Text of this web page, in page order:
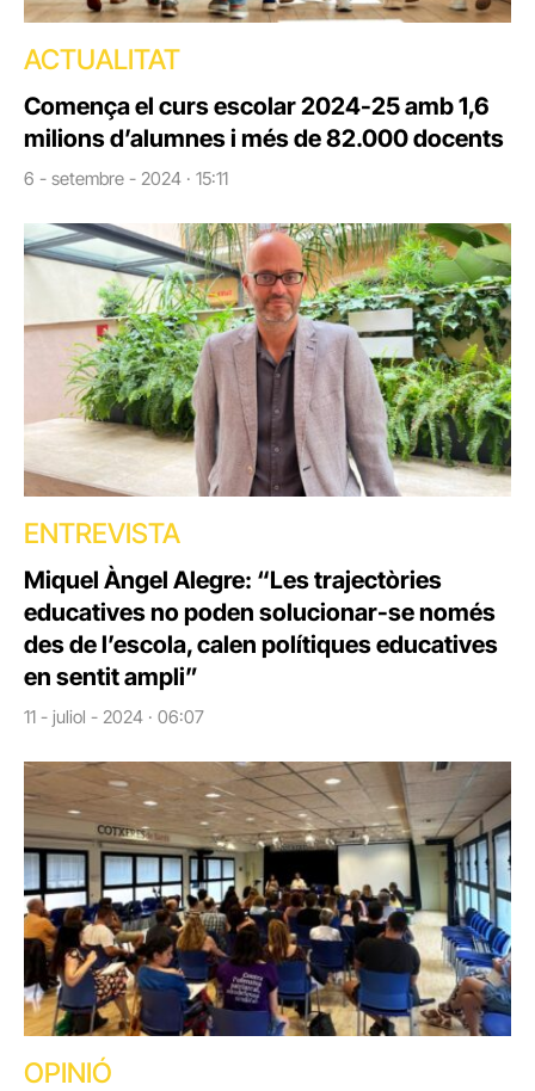
ACTUALITAT
Comença el curs escolar 2024-25 amb 1,6
milions d’alumnes i més de 82.000 docents
6 - setembre - 2024 · 15:11
ENTREVISTA
Miquel Àngel Alegre: “Les trajectòries
educatives no poden solucionar-se només
des de l’escola, calen polítiques educatives
en sentit ampli”
11 - juliol - 2024 · 06:07
OPINIÓ